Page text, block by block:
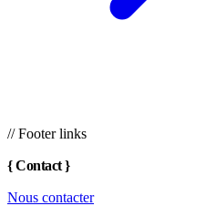
// Footer links
{Contact}
Nous contacter